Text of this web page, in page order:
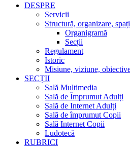
DESPRE
Servicii
Structură, organizare,
Organigramă
Secții
Regulament
Istoric
Misiune, viziune,
SECȚII
Sală Multimedia
Sală de Împrumut Adulți
Sală de Internet Adulți
Sală de împrumut Copii
Sală Internet Copii
Ludotecă
RUBRICI